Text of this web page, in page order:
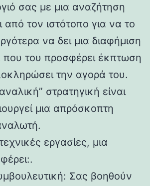
σας με μια αναζήτηση
από τον ιστότοπο για να το
να δει μια διαφήμιση
που του προσφέρει έκπτωση
την αγορά του.
στρατηγική είναι
μια απρόσκοπτη
εργασίες, μια
Σας βοηθούν